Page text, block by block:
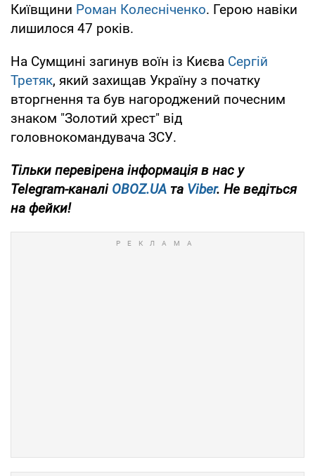
Київщини Роман Колесніченко. Герою навіки
лишилося 47 років.
На Сумщині загинув воїн із Києва Сергій
Третяк, який захищав Україну з початку
вторгнення та був нагороджений почесним
знаком "Золотий хрест" від
головнокомандувача ЗСУ.
Тільки перевірена інформація в нас у
Telegram-каналі OBOZ.UA та Viber. Не ведіться
на фейки!